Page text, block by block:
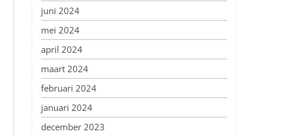
juni 2024
mei 2024
april 2024
maart 2024
februari 2024
januari 2024
december 2023